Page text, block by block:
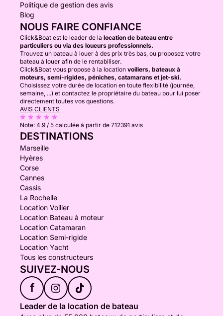
Politique de gestion des avis
Blog
NOUS FAIRE CONFIANCE
Click&Boat est le leader de la location de bateau entre
particuliers ou via des loueurs professionnels.
Trouvez un bateau à louer à des prix très bas, ou proposez votre
bateau à louer afin de le rentabiliser.
Click&Boat vous propose à la location voiliers, bateaux à
moteurs, semi-rigides, péniches, catamarans et jet-ski.
Choisissez votre durée de location en toute flexibilité (journée,
semaine, ...) et contactez le propriétaire du bateau pour lui poser
directement toutes vos questions.
AVIS CLIENTS
Note: 4.9 / 5 calculée à partir de 712391 avis
DESTINATIONS
Marseille
Hyères
Corse
Cannes
Cassis
La Rochelle
Location Voilier
Location Bateau à moteur
Location Catamaran
Location Semi-rigide
Location Yacht
Tous les constructeurs
SUIVEZ-NOUS
f
Leader de la location de bateau